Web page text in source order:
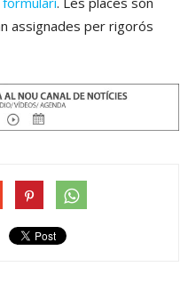
assignades per rigorós